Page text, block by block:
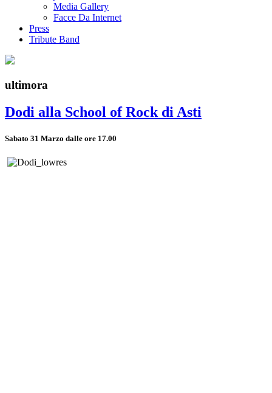
Media Gallery
Facce Da Internet
Press
Tribute Band
ultimora
Dodi alla School of Rock di Asti
Sabato 31 Marzo dalle ore 17.00